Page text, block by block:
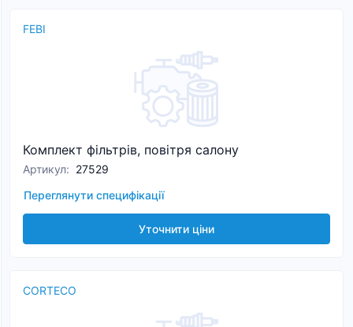
FEBI
Комплект фільтрів, повітря салону
Артикул: 27529
Переглянути специфікації
Уточнити ціни
CORTECO